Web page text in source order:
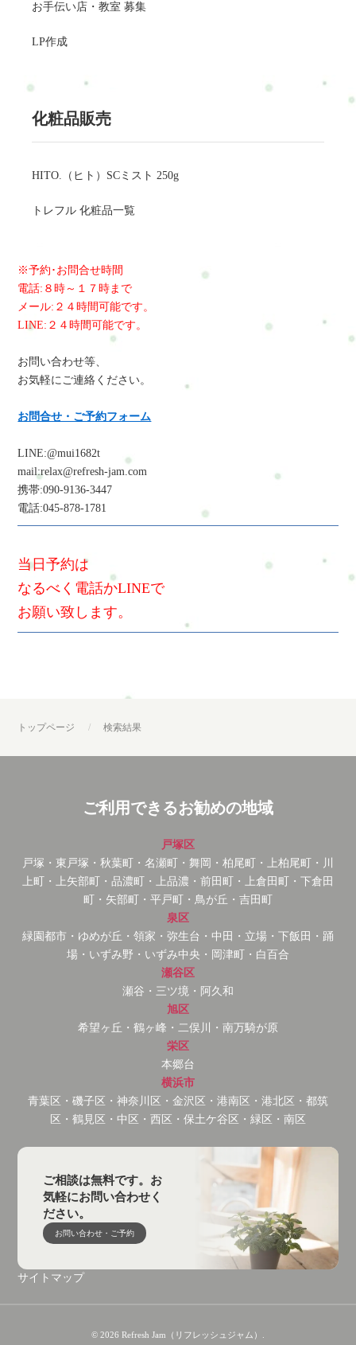
お手伝い店・教室 募集
LP作成
化粧品販売
HITO.（ヒト）SCミスト 250g
トレフル 化粧品一覧
※予約･お問合せ時間
電話:８時～１７時まで
メール:２４時間可能です。
LINE:２４時間可能です。
お問い合わせ等、
お気軽にご連絡ください。
お問合せ・ご予約フォーム
LINE:@mui1682t
mail:relax@refresh-jam.com
携帯:090-9136-3447
電話:045-878-1781
当日予約は
なるべく電話かLINEで
お願い致します。
トップページ 検索結果
ご利用できるお勧めの地域
戸塚区
戸塚・東戸塚・秋葉町・名瀬町・舞岡・柏尾町・上柏尾町・川
上町・上矢部町・品濃町・上品濃・前田町・上倉田町・下倉田
町・矢部町・平戸町・鳥が丘・吉田町
泉区
緑園都市・ゆめが丘・領家・弥生台・中田・立場・下飯田・踊
場・いずみ野・いずみ中央・岡津町・白百合
瀬谷区
瀬谷・三ツ境・阿久和
旭区
希望ヶ丘・鶴ヶ峰・二俣川・南万騎が原
栄区
本郷台
横浜市
青葉区・磯子区・神奈川区・金沢区・港南区・港北区・都筑
区・鶴見区・中区・西区・保土ケ谷区・緑区・南区
ご相談は無料です。お
気軽にお問い合わせく
ださい。
お問い合わせ・ご予約
サイトマップ
© 2026 Refresh Jam（リフレッシュジャム）.